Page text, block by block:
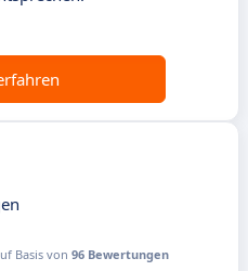
Basis von 96 Bewertungen